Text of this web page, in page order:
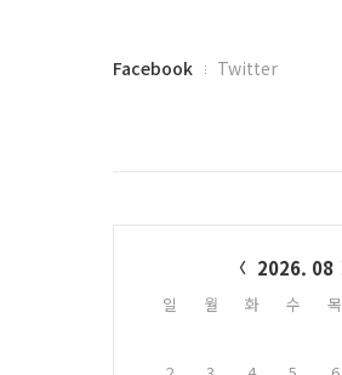
글
페
Facebook Twitter
2026. 08
일 월 화 수 목